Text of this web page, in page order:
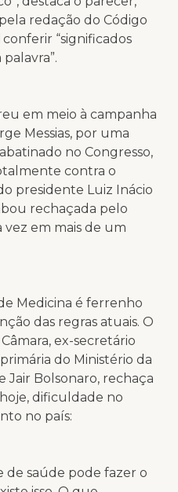
redação do Código
“significados
em meio à campanha
Messias, por uma
no Congresso,
contra o
presidente Luiz Inácio
rechaçada pelo
vez em mais de um
Medicina é ferrenho
das regras atuais. O
ex-secretário
do Ministério da
Jair Bolsonaro, rechaça
dificuldade no
no país:
saúde pode fazer o